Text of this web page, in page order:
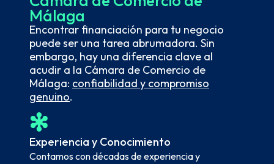
Málaga
Encontrar financiación para tu negocio
puede ser una tarea abrumadora. Sin
embargo, hay una diferencia clave al
acudir a la Cámara de Comercio de
Málaga: confiabilidad y compromiso
genuino.
Experiencia y Conocimiento
Contamos con décadas de experiencia y